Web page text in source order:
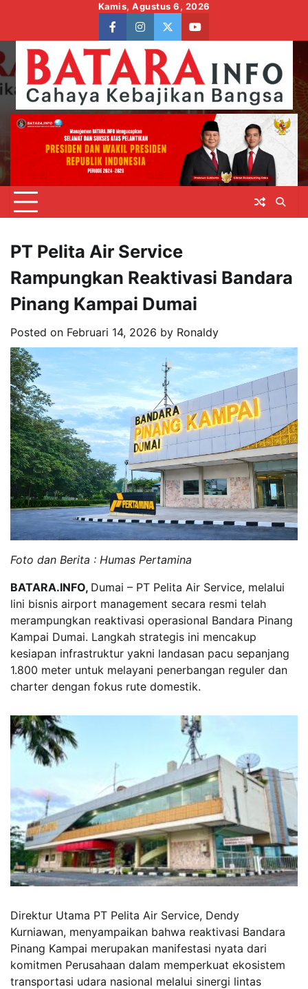
content
Kamis, Agustus 6, 2026
facebookinstagram
twitteryoutube
PT Pelita Air Service
Rampungkan Reaktivasi Bandara
Pinang Kampai Dumai
Posted on Februari 14, 2026 by Ronaldy
Foto dan Berita : Humas Pertamina
BATARA.INFO, Dumai – PT Pelita Air Service, melalui
lini bisnis airport management secara resmi telah
merampungkan reaktivasi operasional Bandara Pinang
Kampai Dumai. Langkah strategis ini mencakup
kesiapan infrastruktur yakni landasan pacu sepanjang
1.800 meter untuk melayani penerbangan reguler dan
charter dengan fokus rute domestik.
Direktur Utama PT Pelita Air Service, Dendy
Kurniawan, menyampaikan bahwa reaktivasi Bandara
Pinang Kampai merupakan manifestasi nyata dari
komitmen Perusahaan dalam memperkuat ekosistem
transportasi udara nasional melalui sinergi lintas